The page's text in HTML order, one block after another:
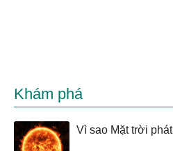
Khám phá
Vì sao Mặt trời